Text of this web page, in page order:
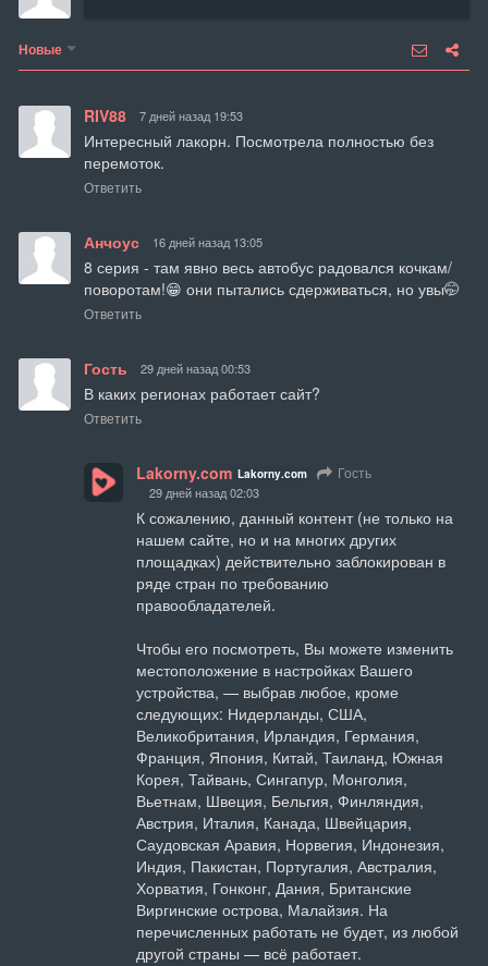
Новые
RIV88 7 дней назад 19:53
Интересный лакорн. Посмотрела полностью без
перемоток.
Ответить
Анчоус 16 дней назад 13:05
8 серия - там явно весь автобус радовался кочкам/
поворотам!😁 они пытались сдерживаться, но увы🤭
Ответить
Гость 29 дней назад 00:53
В каких регионах работает сайт?
Ответить
Lakorny.com Lakorny.com Гость
29 дней назад 02:03
К сожалению, данный контент (не только на
нашем сайте, но и на многих других
площадках) действительно заблокирован в
ряде стран по требованию
правообладателей.
Чтобы его посмотреть, Вы можете изменить
местоположение в настройках Вашего
устройства, — выбрав любое, кроме
следующих: Нидерланды, США,
Великобритания, Ирландия, Германия,
Франция, Япония, Китай, Таиланд, Южная
Корея, Тайвань, Сингапур, Монголия,
Вьетнам, Швеция, Бельгия, Финляндия,
Австрия, Италия, Канада, Швейцария,
Саудовская Аравия, Норвегия, Индонезия,
Индия, Пакистан, Португалия, Австралия,
Хорватия, Гонконг, Дания, Британские
Виргинские острова, Малайзия. На
перечисленных работать не будет, из любой
другой страны — всё работает.